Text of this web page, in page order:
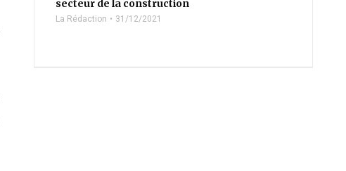
secteur de la construction
La Rédaction 31/12/2021